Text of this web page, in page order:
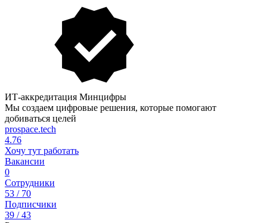
ИТ-аккредитация Минцифры
Мы создаем цифровые решения, которые помогают
добиваться целей
prospace.tech
4.76
Хочу тут работать
Вакансии
0
Сотрудники
53 / 70
Подписчики
39 / 43